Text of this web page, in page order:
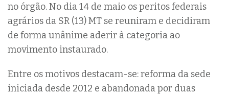
no órgão. No dia 14 de maio os peritos federais
agrários da SR (13) MT se reuniram e decidiram
de forma unânime aderir à categoria ao
movimento instaurado.
Entre os motivos destacam-se: reforma da sede
iniciada desde 2012 e abandonada por duas